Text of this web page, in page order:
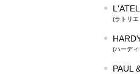
(ラトリ
(ハーデ
PAUL